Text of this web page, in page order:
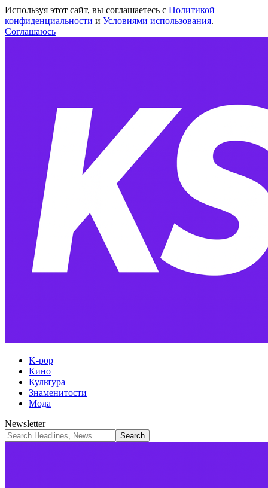
Используя этот сайт, вы соглашаетесь с Политикой
конфиденциальности и Условиями использования.
Соглашаюсь
K-pop
Кино
Культура
Знаменитости
Мода
Newsletter